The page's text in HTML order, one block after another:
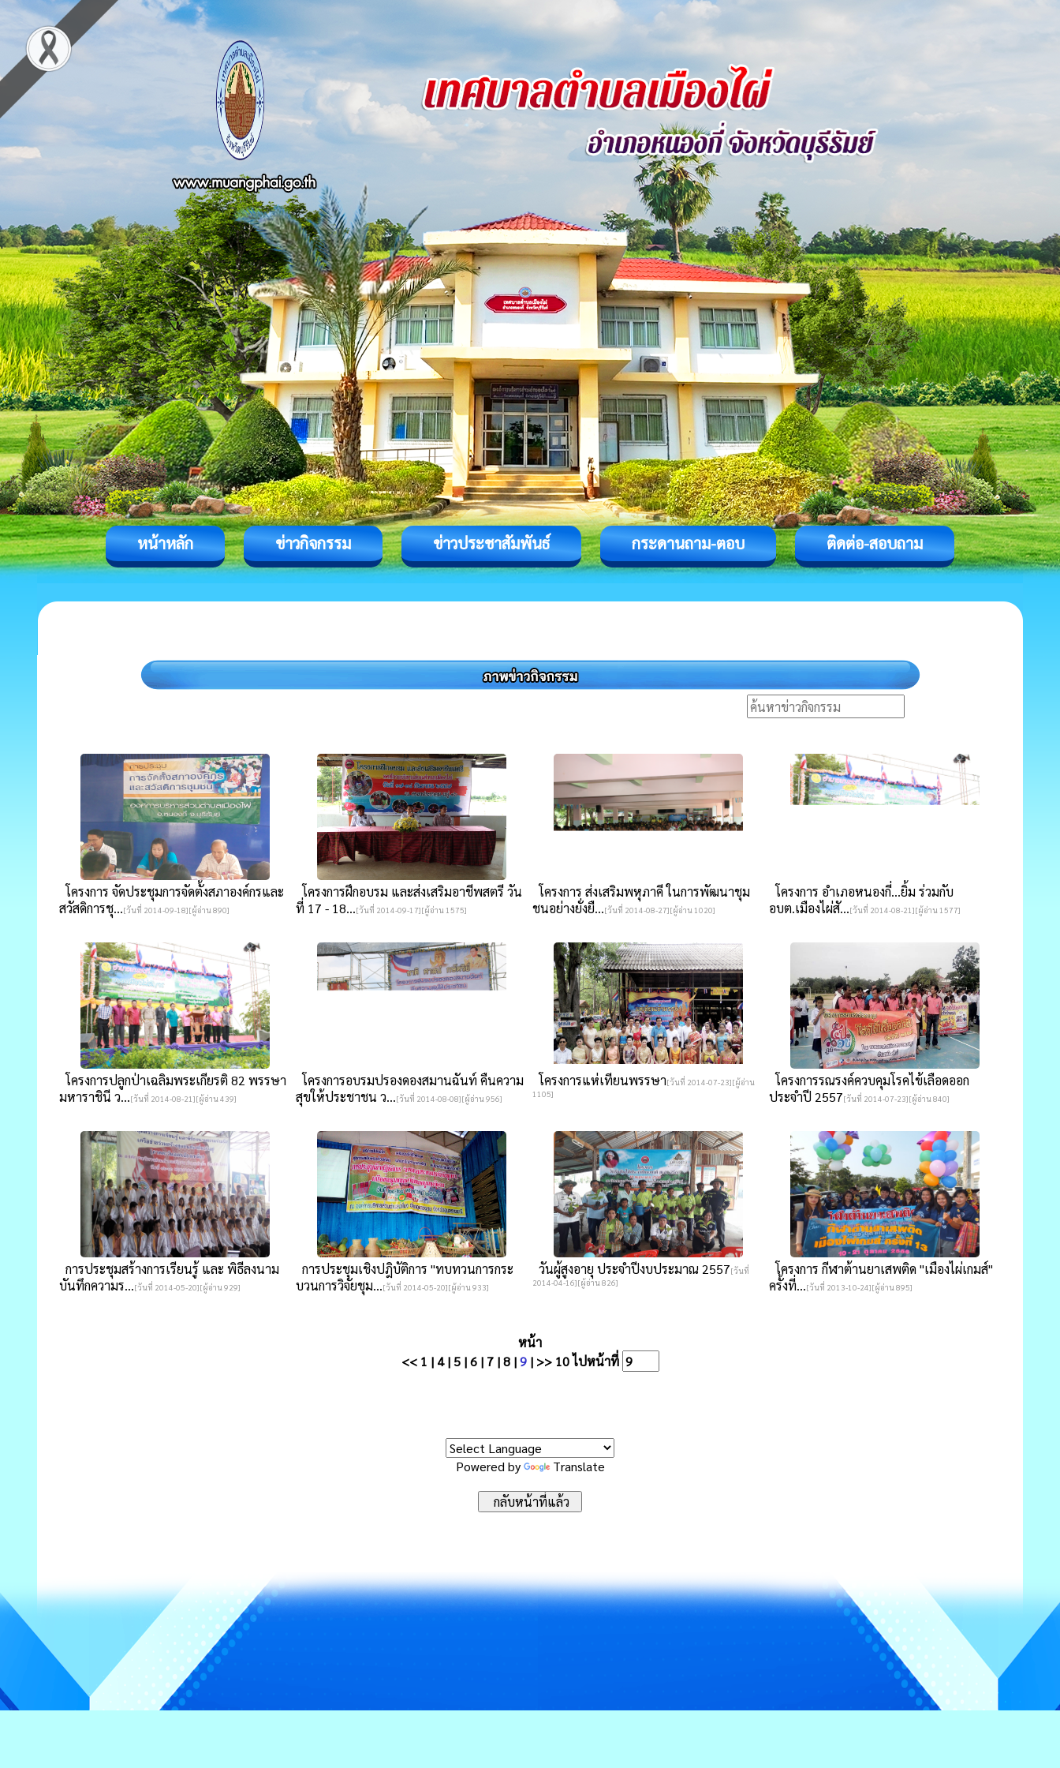
หน้าหลัก ข่าวกิจกรรม ข่าวประชาสัมพันธ์ กระดานถาม-ตอบ ติดต่อ-สอบถาม
โครงการ จัดประชุมการจัดตั้งสภาองค์กรและ
สวัสดิการชุ...[วันที่ 2014-09-18][ผู้อ่าน 890]
โครงการฝึกอบรม และส่งเสริมอาชีพสตรี วัน
ที่ 17 - 18...[วันที่ 2014-09-17][ผู้อ่าน 1575]
โครงการ ส่งเสริมพหุภาคี ในการพัฒนาชุม
ชนอย่างยั่งยื...[วันที่ 2014-08-27][ผู้อ่าน 1020]
โครงการ อำเภอหนองกี่...ยิ้ม ร่วมกับ
อบต.เมืองไผ่สั...[วันที่ 2014-08-21][ผู้อ่าน 1577]
โครงการปลูกป่าเฉลิมพระเกียรติ 82 พรรษา
มหาราชินี ว...[วันที่ 2014-08-21][ผู้อ่าน 439]
โครงการอบรมปรองดองสมานฉันท์ คืนความ
สุขให้ประชาชน ว...[วันที่ 2014-08-08][ผู้อ่าน 956]
โครงการแห่เทียนพรรษา[วันที่ 2014-07-23][ผู้อ่าน
1105]
โครงการรณรงค์ควบคุมโรคไข้เลือดออก
ประจำปี 2557[วันที่ 2014-07-23][ผู้อ่าน 840]
การประชุมสร้างการเรียนรู้ และ พิธีลงนาม
บันทึกความร...[วันที่ 2014-05-20][ผู้อ่าน 929]
การประชุมเชิงปฎิบัติการ "ทบทวนการกระ
บวนการวิจัยชุม...[วันที่ 2014-05-20][ผู้อ่าน 933]
วันผู้สูงอายุ ประจำปีงบประมาณ 2557[วันที่
2014-04-16][ผู้อ่าน 826]
โครงการ กีฬาต้านยาเสพติด "เมืองไผ่เกมส์"
ครั้งที่...[วันที่ 2013-10-24][ผู้อ่าน 895]
หน้า
<< 1 | 4| 5|6| 7|8|9| >> 10ไปหน้าที่
Powered by Translate